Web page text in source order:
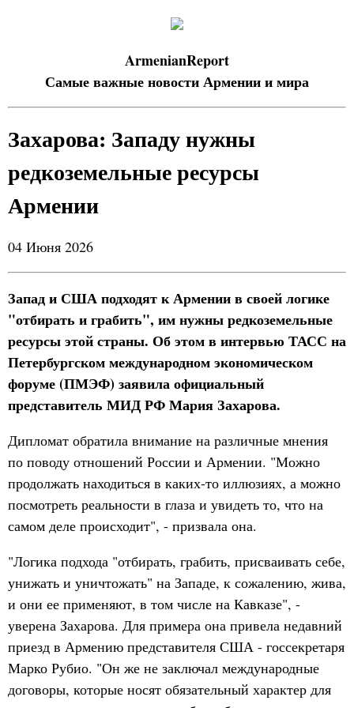
ArmenianReport
Самые важные новости Армении и мира
Захарова: Западу нужны
редкоземельные ресурсы
Армении
04 Июня 2026
Запад и США подходят к Армении в своей логике
"отбирать и грабить", им нужны редкоземельные
ресурсы этой страны. Об этом в интервью ТАСС на
Петербургском международном экономическом
форуме (ПМЭФ) заявила официальный
представитель МИД РФ Мария Захарова.
Дипломат обратила внимание на различные мнения
по поводу отношений России и Армении. "Можно
продолжать находиться в каких-то иллюзиях, а можно
посмотреть реальности в глаза и увидеть то, что на
самом деле происходит", - призвала она.
"Логика подхода "отбирать, грабить, присваивать себе,
унижать и уничтожать" на Западе, к сожалению, жива,
и они ее применяют, в том числе на Кавказе", -
уверена Захарова. Для примера она привела недавний
приезд в Армению представителя США - госсекретаря
Марко Рубио. "Он же не заключал международные
договоры, которые носят обязательный характер для